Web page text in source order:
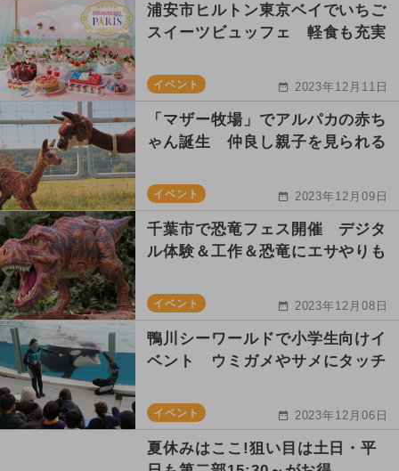
浦安市ヒルトン東京ベイでいちご
スイーツビュッフェ 軽食も充実
イベント 2023年12月11日
「マザー牧場」でアルパカの赤ち
ゃん誕生 仲良し親子を見られる
イベント 2023年12月09日
千葉市で恐竜フェス開催 デジタ
ル体験＆工作＆恐竜にエサやりも
イベント 2023年12月08日
鴨川シーワールドで小学生向けイ
ベント ウミガメやサメにタッチ
イベント 2023年12月06日
夏休みはここ!狙い目は土日・平